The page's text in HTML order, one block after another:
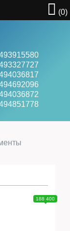
(0)
188 400